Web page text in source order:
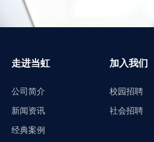
走进当虹
公司简介
新闻资讯
经典案例
加入我们
校园招聘
社会招聘